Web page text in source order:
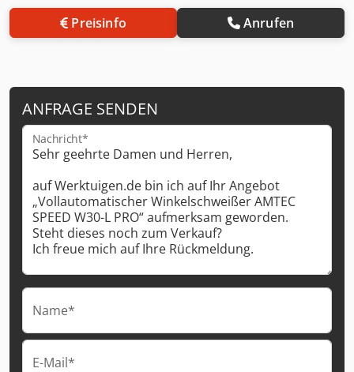
Preisinfo Anrufen
ANFRAGE SENDEN
Nachricht*
Name*
E-Mail*